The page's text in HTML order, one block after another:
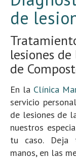
de
lesiones
de
En la Clínica
servicio
de lesiones de
nuestros
tu caso. Deja
manos, en las